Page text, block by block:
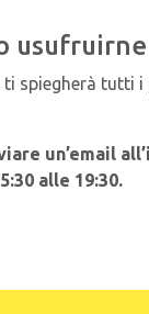
spiegherà tutti i
un’email
alle 19:30.